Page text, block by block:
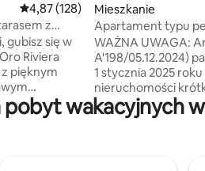
Średnia ocena: 4,87 na 5, liczba
4,87 (128)
z
gubisz się w
Riviera
pięknym
na
łóżku.
Mieszkanie
Apartament typu
WAŻNA UWAGA:
A'198/05.12.2024)
1 stycznia 2025
nieruchomości
podlegają
odporności na
wakacyjnych